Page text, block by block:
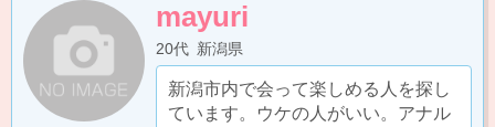
mayuri
20代 新潟県
新潟市内で会って楽しめる人を探し
ています。ウケの人がいい。アナル